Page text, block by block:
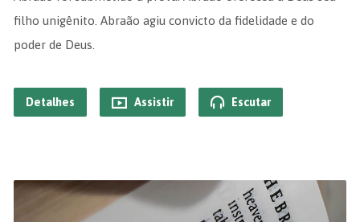
filho unigênito. Abraão agiu convicto da fidelidade e do
poder de Deus.
Detalhes Assistir Escutar